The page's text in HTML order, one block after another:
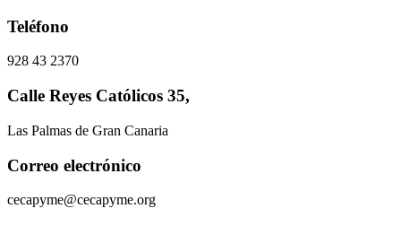
Ir
contenido
Teléfono
928 43 2370
Calle Reyes Católicos 35,
Las Palmas de Gran Canaria
Correo electrónico
cecapyme@cecapyme.org